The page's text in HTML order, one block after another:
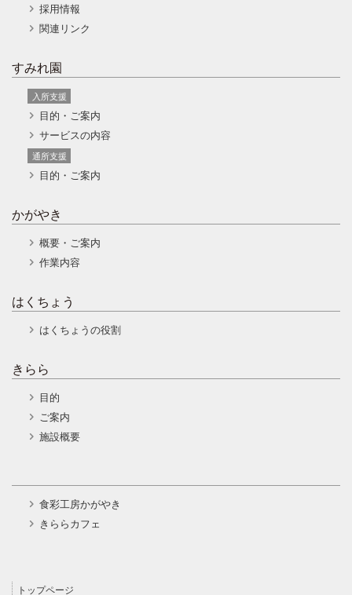
採用情報
関連リンク
すみれ園
入所支援
目的・ご案内
サービスの内容
通所支援
目的・ご案内
かがやき
概要・ご案内
作業内容
はくちょう
はくちょうの役割
きらら
目的
ご案内
施設概要
食彩工房かがやき
きららカフェ
トップページ